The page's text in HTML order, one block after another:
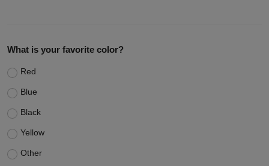
What is your favorite color?
Red
Blue
Black
Yellow
Other